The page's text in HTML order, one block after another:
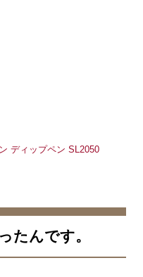
たんです。